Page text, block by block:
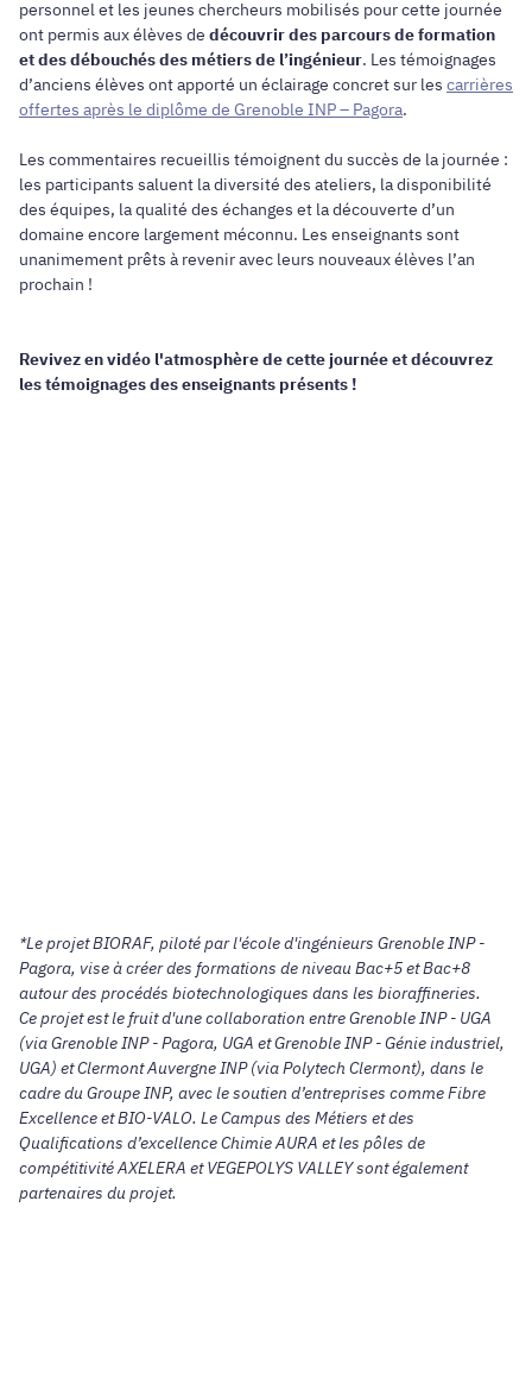
personnel et les jeunes chercheurs mobilisés pour cette journée
ont permis aux élèves de découvrir des parcours de formation
et des débouchés des métiers de l’ingénieur. Les témoignages
d’anciens élèves ont apporté un éclairage concret sur les carrières
offertes après le diplôme de Grenoble INP – Pagora.
Les commentaires recueillis témoignent du succès de la journée :
les participants saluent la diversité des ateliers, la disponibilité
des équipes, la qualité des échanges et la découverte d’un
domaine encore largement méconnu. Les enseignants sont
unanimement prêts à revenir avec leurs nouveaux élèves l’an
prochain !
Revivez en vidéo l'atmosphère de cette journée et découvrez
les témoignages des enseignants présents !
*Le projet BIORAF, piloté par l'école d'ingénieurs Grenoble INP -
Pagora, vise à créer des formations de niveau Bac+5 et Bac+8
autour des procédés biotechnologiques dans les bioraffineries.
Ce projet est le fruit d'une collaboration entre Grenoble INP - UGA
(via Grenoble INP - Pagora, UGA et Grenoble INP - Génie industriel,
UGA) et Clermont Auvergne INP (via Polytech Clermont), dans le
cadre du Groupe INP, avec le soutien d’entreprises comme Fibre
Excellence et BIO-VALO. Le Campus des Métiers et des
Qualifications d’excellence Chimie AURA et les pôles de
compétitivité AXELERA et VEGEPOLYS VALLEY sont également
partenaires du projet.